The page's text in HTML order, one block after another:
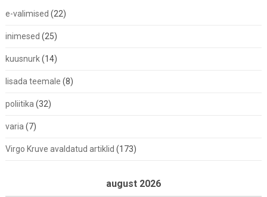
e-valimised (22)
inimesed (25)
kuusnurk(14)
lisada teemale (8)
poliitika (32)
varia (7)
Virgo Kruve avaldatud artiklid (173)
august 2026